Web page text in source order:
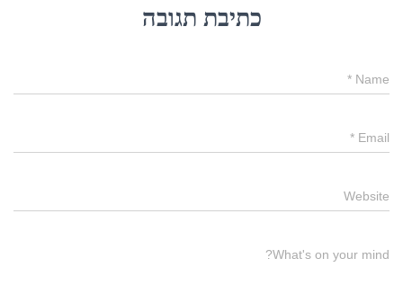
כתיבת תגובה
Name
*
Email
*
Website
What's on your mind?